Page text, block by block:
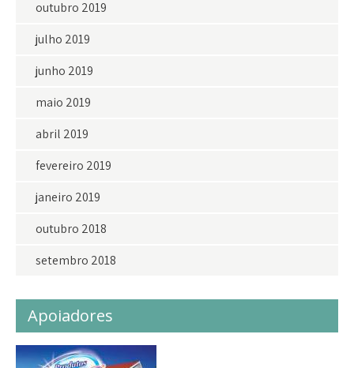
outubro 2019
julho 2019
junho 2019
maio 2019
abril 2019
fevereiro 2019
janeiro 2019
outubro 2018
setembro 2018
Apoiadores